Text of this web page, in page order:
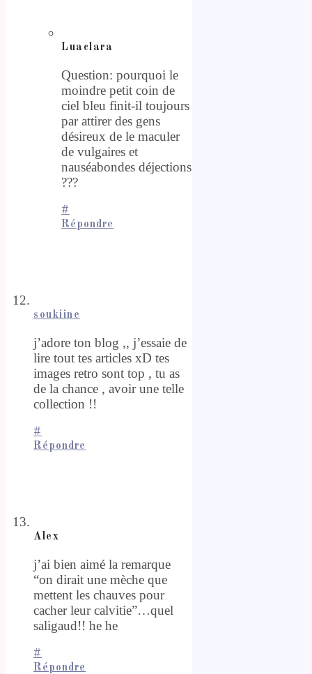
Luaclara
Question: pourquoi le
moindre petit coin de
ciel bleu finit-il toujours
par attirer des gens
désireux de le maculer
de vulgaires et
nauséabondes déjections
???
#
Répondre
soukiine
j’adore ton blog ,, j’essaie de
lire tout tes articles xD tes
images retro sont top , tu as
de la chance , avoir une telle
collection !!
#
Répondre
Alex
j’ai bien aimé la remarque
“on dirait une mèche que
mettent les chauves pour
cacher leur calvitie”…quel
saligaud!! he he
#
Répondre